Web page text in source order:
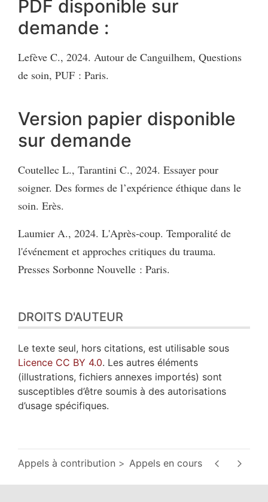
PDF disponible sur
demande :
Lefève C., 2024. Autour de Canguilhem, Questions
de soin, PUF : Paris.
Version papier disponible
sur demande
Coutellec L., Tarantini C., 2024. Essayer pour
soigner. Des formes de l’expérience éthique dans le
soin. Erès.
Laumier A., 2024. L'Après-coup. Temporalité de
l'événement et approches critiques du trauma.
Presses Sorbonne Nouvelle : Paris.
DROITS D'AUTEUR
Le texte seul, hors citations, est utilisable sous
Licence CC BY 4.0. Les autres éléments
(illustrations, fichiers annexes importés) sont
susceptibles d’être soumis à des autorisations
d’usage spécifiques.
Appels à contribution Appels en cours